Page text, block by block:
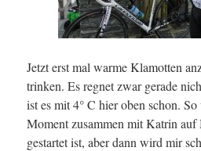
Jetzt erst mal warme Klamotten
trinken. Es regnet zwar gerade
ist es mit 4° C hier oben schon.
Moment zusammen mit Katrin auf
gestartet ist, aber dann wird mir